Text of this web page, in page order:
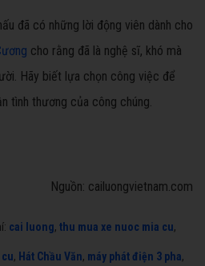
đã có những lời động viên dành cho
cho rằng đã là nghệ sĩ, khó mà
Hãy biết lựa chọn công việc để
tình thương của công chúng.
Nguồn: cailuongvietnam.com
cai luong, thu mua xe nuoc mia cu,
, Hát Chầu Văn, máy phát điện 3 pha,